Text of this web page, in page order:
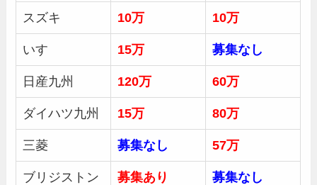
スズキ 10万 10万
いすゞ 15万 募集なし
日産九州 120万 60万
ダイハツ九州 15万 80万
三菱 募集なし 57万
ブリジストン 募集あり 募集なし